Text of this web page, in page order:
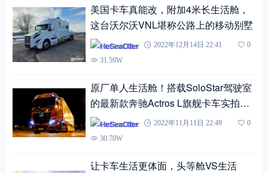
美国卡车真能改，附加4米长生活舱，
这台沃尔沃VNL堪称公路上的移动别墅
HeSeaOtter 2022年12月14日 22:41
0
31.59W
原厂单人生活舱！搭载SoloStar驾驶室
的最新款奔驰Actros L旗舰卡车实拍评
测HeSeaOtter 2022年11月11日 22:49
0
30.70W
让卡车生活更体面，头等舱VS生活